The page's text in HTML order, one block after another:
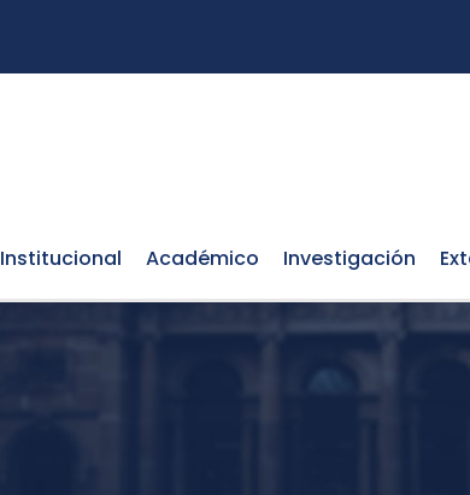
Institucional Académico Investigación